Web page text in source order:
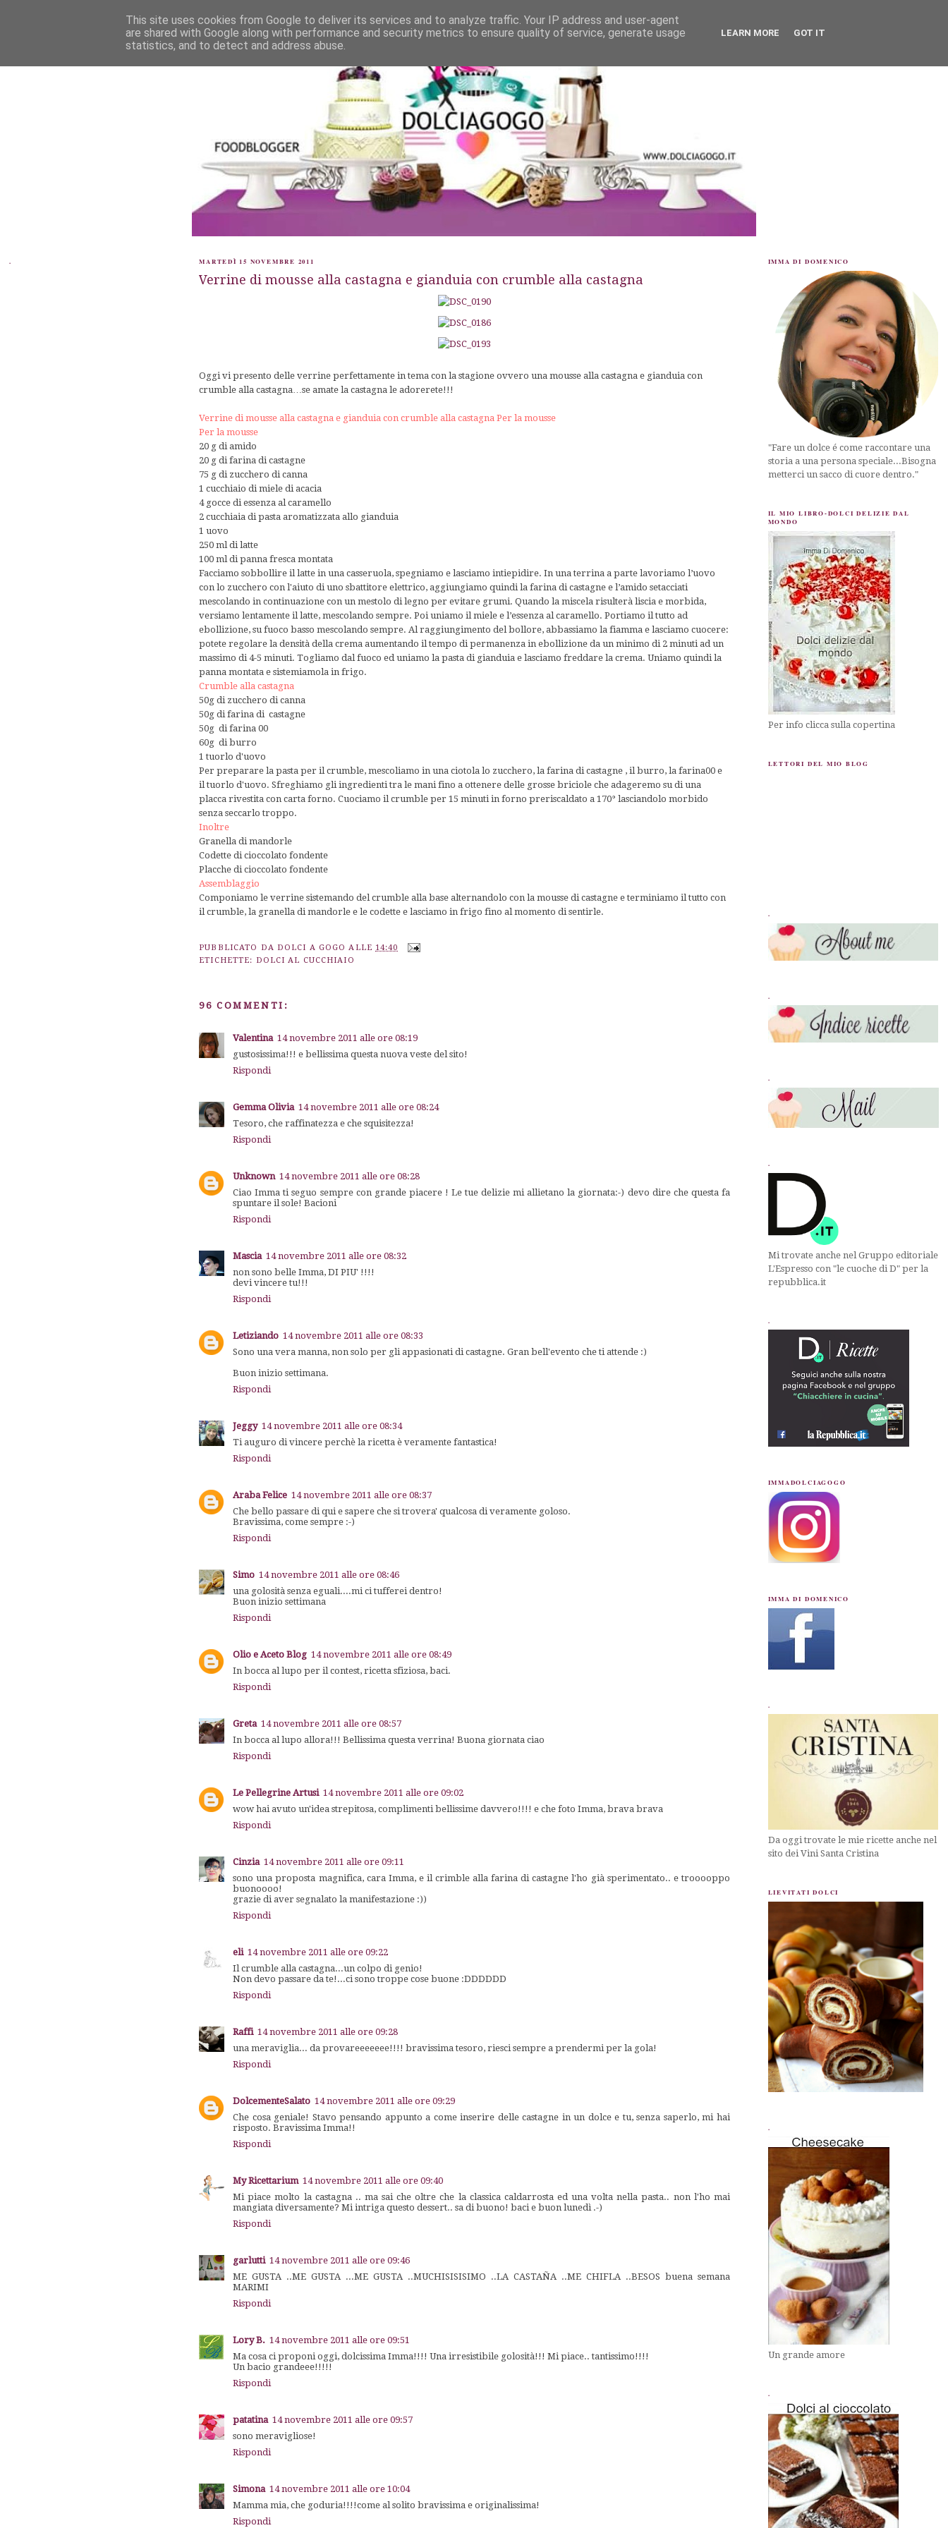
. MARTEDÌ 15 NOVEMBRE 2011
Verrine di mousse alla castagna e gianduia con crumble alla castagna
Oggi vi presento delle verrine perfettamente in tema con la stagione ovvero una mousse alla castagna e gianduia con
crumble alla castagna…se amate la castagna le adorerete!!!
Verrine di mousse alla castagna e gianduia con crumble alla castagna Per la mousse
Per la mousse
20 g di amido
20 g di farina di castagne
75 g di zucchero di canna
1 cucchiaio di miele di acacia
4 gocce di essenza al caramello
2 cucchiaia di pasta aromatizzata allo gianduia
1 uovo
250 ml di latte
100 ml di panna fresca montata
Facciamo sobbollire il latte in una casseruola, spegniamo e lasciamo intiepidire. In una terrina a parte lavoriamo l’uovo
con lo zucchero con l'aiuto di uno sbattitore elettrico, aggiungiamo quindi la farina di castagne e l’amido setacciati
mescolando in continuazione con un mestolo di legno per evitare grumi. Quando la miscela risulterà liscia e morbida,
versiamo lentamente il latte, mescolando sempre. Poi uniamo il miele e l’essenza al caramello. Portiamo il tutto ad
ebollizione, su fuoco basso mescolando sempre. Al raggiungimento del bollore, abbassiamo la fiamma e lasciamo cuocere:
potete regolare la densità della crema aumentando il tempo di permanenza in ebollizione da un minimo di 2 minuti ad un
massimo di 4-5 minuti. Togliamo dal fuoco ed uniamo la pasta di gianduia e lasciamo freddare la crema. Uniamo quindi la
panna montata e sistemiamola in frigo.
Crumble alla castagna
50g di zucchero di canna
50g di farina di castagne
50g di farina 00
60g di burro
1 tuorlo d'uovo
Per preparare la pasta per il crumble, mescoliamo in una ciotola lo zucchero, la farina di castagne , il burro, la farina00 e
il tuorlo d'uovo. Sfreghiamo gli ingredienti tra le mani fino a ottenere delle grosse briciole che adageremo su di una
placca rivestita con carta forno. Cuociamo il crumble per 15 minuti in forno preriscaldato a 170° lasciandolo morbido
senza seccarlo troppo.
Inoltre
Granella di mandorle
Codette di cioccolato fondente
Placche di cioccolato fondente
Assemblaggio
Componiamo le verrine sistemando del crumble alla base alternandolo con la mousse di castagne e terminiamo il tutto con
il crumble, la granella di mandorle e le codette e lasciamo in frigo fino al momento di sentirle.
PUBBLICATO DA DOLCI A GOGO ALLE 14:40
ETICHETTE: DOLCI AL CUCCHIAIO
96 COMMENTI:
Valentina 14 novembre 2011 alle ore 08:19
gustosissima!!! e bellissima questa nuova veste del sito!
Rispondi
Gemma Olivia 14 novembre 2011 alle ore 08:24
Tesoro, che raffinatezza e che squisitezza!
Rispondi
Unknown 14 novembre 2011 alle ore 08:28
Ciao Imma ti seguo sempre con grande piacere ! Le tue delizie mi allietano la giornata:-) devo dire che questa fa
spuntare il sole! Bacioni
Rispondi
Mascia 14 novembre 2011 alle ore 08:32
non sono belle Imma, DI PIU' !!!!
devi vincere tu!!!
Rispondi
Letiziando 14 novembre 2011 alle ore 08:33
Sono una vera manna, non solo per gli appasionati di castagne. Gran bell'evento che ti attende :)
Buon inizio settimana.
Rispondi
Jeggy 14 novembre 2011 alle ore 08:34
Ti auguro di vincere perchè la ricetta è veramente fantastica!
Rispondi
Araba Felice 14 novembre 2011 alle ore 08:37
Che bello passare di qui e sapere che si trovera' qualcosa di veramente goloso.
Bravissima, come sempre :-)
Rispondi
Simo 14 novembre 2011 alle ore 08:46
una golosità senza eguali....mi ci tufferei dentro!
Buon inizio settimana
Rispondi
Olio e Aceto Blog 14 novembre 2011 alle ore 08:49
In bocca al lupo per il contest, ricetta sfiziosa, baci.
Rispondi
Greta 14 novembre 2011 alle ore 08:57
In bocca al lupo allora!!! Bellissima questa verrina! Buona giornata ciao
Rispondi
Le Pellegrine Artusi 14 novembre 2011 alle ore 09:02
wow hai avuto un'idea strepitosa, complimenti bellissime davvero!!!! e che foto Imma, brava brava
Rispondi
Cinzia 14 novembre 2011 alle ore 09:11
sono una proposta magnifica, cara Imma, e il crimble alla farina di castagne l'ho già sperimentato.. e trooooppo
buonoooo!
grazie di aver segnalato la manifestazione :))
Rispondi
eli 14 novembre 2011 alle ore 09:22
Il crumble alla castagna...un colpo di genio!
Non devo passare da te!...ci sono troppe cose buone :DDDDDD
Rispondi
Raffi 14 novembre 2011 alle ore 09:28
una meraviglia... da provareeeeeee!!!! bravissima tesoro, riesci sempre a prendermi per la gola!
Rispondi
DolcementeSalato 14 novembre 2011 alle ore 09:29
Che cosa geniale! Stavo pensando appunto a come inserire delle castagne in un dolce e tu, senza saperlo, mi hai
risposto. Bravissima Imma!!
Rispondi
My Ricettarium 14 novembre 2011 alle ore 09:40
Mi piace molto la castagna .. ma sai che oltre che la classica caldarrosta ed una volta nella pasta.. non l'ho mai
mangiata diversamente? Mi intriga questo dessert.. sa di buono! baci e buon lunedì .-)
Rispondi
garlutti 14 novembre 2011 alle ore 09:46
ME GUSTA ..ME GUSTA ...ME GUSTA ..MUCHISISISIMO ..LA CASTAÑA ..ME CHIFLA ..BESOS buena semana
MARIMI
Rispondi
Lory B. 14 novembre 2011 alle ore 09:51
Ma cosa ci proponi oggi, dolcissima Imma!!!! Una irresistibile golosità!!! Mi piace.. tantissimo!!!!
Un bacio grandeee!!!!!
Rispondi
patatina 14 novembre 2011 alle ore 09:57
sono meravigliose!
Rispondi
Simona 14 novembre 2011 alle ore 10:04
Mamma mia, che goduria!!!!come al solito bravissima e originalissima!
Rispondi
IMMA DI DOMENICO
"Fare un dolce é come raccontare una
storia a una persona speciale...Bisogna
metterci un sacco di cuore dentro."
IL MIO LIBRO-DOLCI DELIZIE DAL
MONDO
Per info clicca sulla copertina
LETTORI DEL MIO BLOG
.
.
.
.
Mi trovate anche nel Gruppo editoriale
L'Espresso con "le cuoche di D" per la
repubblica.it
.
IMMADOLCIAGOGO
IMMA DI DOMENICO
.
Da oggi trovate le mie ricette anche nel
sito dei Vini Santa Cristina
LIEVITATI DOLCI
.
Un grande amore
.
This site uses cookies from Google to deliver its services and to analyze traffic. Your IP address and user-agent
are shared with Google along with performance and security metrics to ensure quality of service, generate usage
statistics, and to detect and address abuse.
LEARN MORE GOT IT